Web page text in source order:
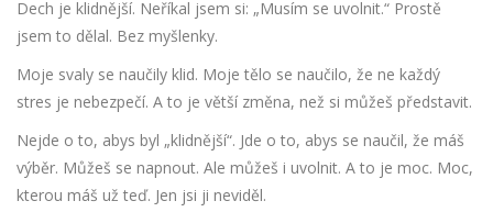
Dech je klidnější. Neříkal jsem si: „Musím se uvolnit.“ Prostě
jsem to dělal. Bez myšlenky.
Moje svaly se naučily klid. Moje tělo se naučilo, že ne každý
stres je nebezpečí. A to je větší změna, než si můžeš představit.
Nejde o to, abys byl „klidnější“. Jde o to, abys se naučil, že máš
výběr. Můžeš se napnout. Ale můžeš i uvolnit. A to je moc. Moc,
kterou máš už teď. Jen jsi ji neviděl.